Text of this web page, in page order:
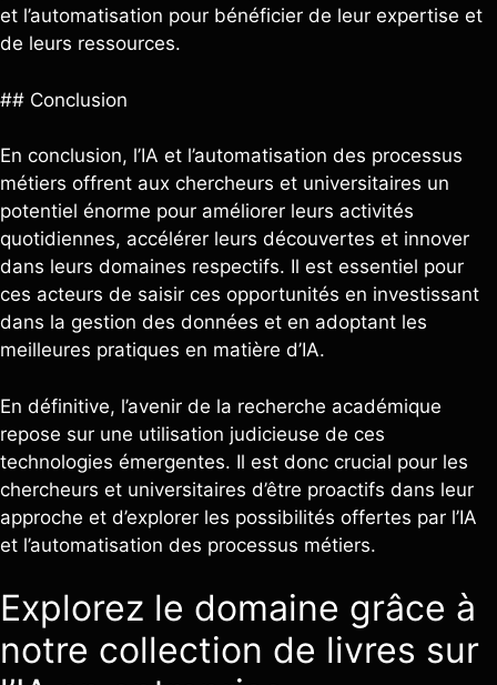
et l’automatisation pour bénéficier de leur expertise et
de leurs ressources.
## Conclusion
En conclusion, l’IA et l’automatisation des processus
métiers offrent aux chercheurs et universitaires un
potentiel énorme pour améliorer leurs activités
quotidiennes, accélérer leurs découvertes et innover
dans leurs domaines respectifs. Il est essentiel pour
ces acteurs de saisir ces opportunités en investissant
dans la gestion des données et en adoptant les
meilleures pratiques en matière d’IA.
En définitive, l’avenir de la recherche académique
repose sur une utilisation judicieuse de ces
technologies émergentes. Il est donc crucial pour les
chercheurs et universitaires d’être proactifs dans leur
approche et d’explorer les possibilités offertes par l’IA
et l’automatisation des processus métiers.
Explorez le domaine grâce à
notre collection de livres sur